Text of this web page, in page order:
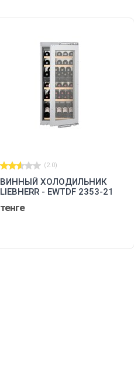
(2.0)
ВИННЫЙ ХОЛОДИЛЬНИК
LIEBHERR - EWTDF 2353-21
тенге